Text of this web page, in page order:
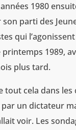
1980
parti des
qui
printemps 1989,
plus tard.
cela dans
un dictateur
voir. Les